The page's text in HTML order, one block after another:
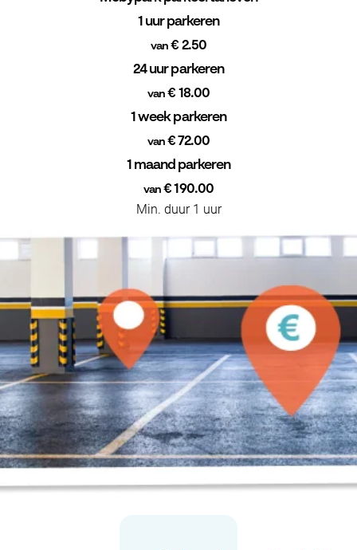
1 uur parkeren
van € 2.50
24 uur parkeren
van € 18.00
1 week parkeren
van€ 72.00
1 maand parkeren
van € 190.00
Min. duur 1 uur